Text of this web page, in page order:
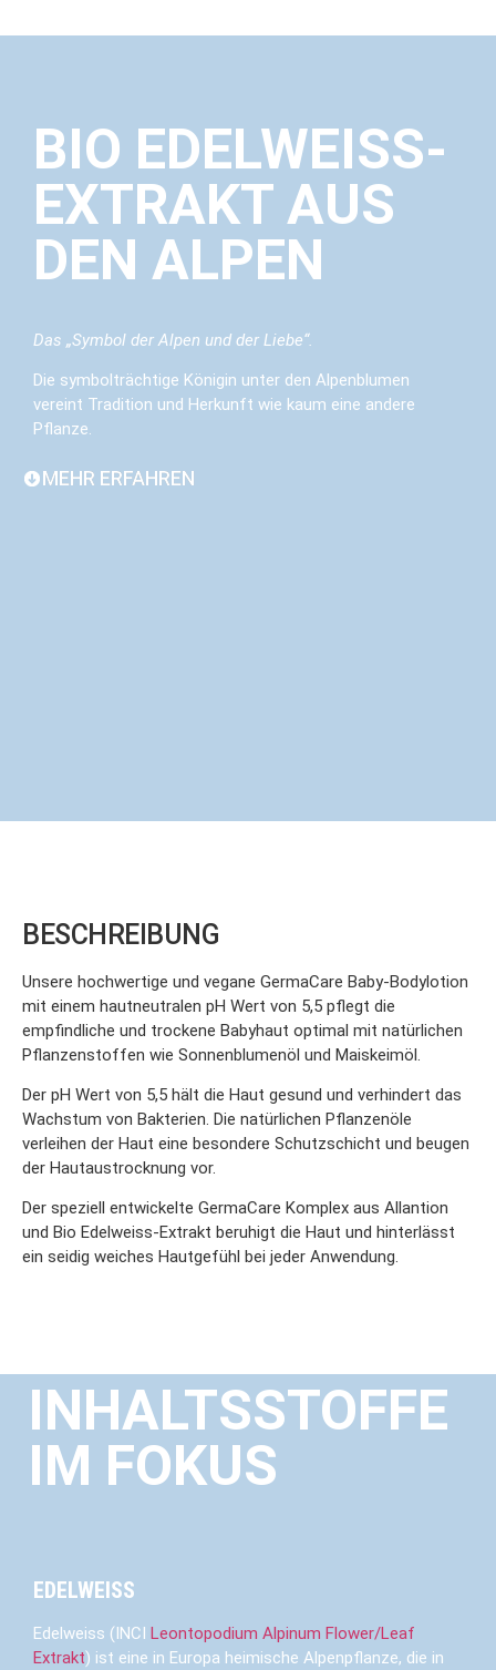
BIO EDELWEISS-
EXTRAKT AUS
DEN ALPEN
Das „Symbol der Alpen und der Liebe“.
Die symbolträchtige Königin unter den Alpenblumen
vereint Tradition und Herkunft wie kaum eine andere
Pflanze.
MEHR ERFAHREN
BESCHREIBUNG
Unsere hochwertige und vegane GermaCare Baby-Bodylotion
mit einem hautneutralen pH Wert von 5,5 pflegt die
empfindliche und trockene Babyhaut optimal mit natürlichen
Pflanzenstoffen wie Sonnenblumenöl und Maiskeimöl.
Der pH Wert von 5,5 hält die Haut gesund und verhindert das
Wachstum von Bakterien. Die natürlichen Pflanzenöle
verleihen der Haut eine besondere Schutzschicht und beugen
der Hautaustrocknung vor.
Der speziell entwickelte GermaCare Komplex aus Allantion
und Bio Edelweiss-Extrakt beruhigt die Haut und hinterlässt
ein seidig weiches Hautgefühl bei jeder Anwendung.
INHALTSSTOFFE
IM FOKUS
EDELWEISS
Edelweiss (INCI Leontopodium Alpinum Flower/Leaf
Extrakt) ist eine in Europa heimische Alpenpflanze, die in